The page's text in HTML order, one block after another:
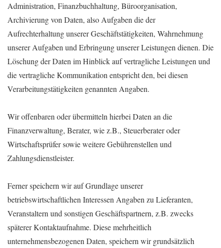
Administration, Finanzbuchhaltung, Büroorganisation,
Archivierung von Daten, also Aufgaben die der
Aufrechterhaltung unserer Geschäftstätigkeiten, Wahrnehmung
unserer Aufgaben und Erbringung unserer Leistungen dienen. Die
Löschung der Daten im Hinblick auf vertragliche Leistungen und
die vertragliche Kommunikation entspricht den, bei diesen
Verarbeitungstätigkeiten genannten Angaben.
Wir offenbaren oder übermitteln hierbei Daten an die
Finanzverwaltung, Berater, wie z.B., Steuerberater oder
Wirtschaftsprüfer sowie weitere Gebührenstellen und
Zahlungsdienstleister.
Ferner speichern wir auf Grundlage unserer
betriebswirtschaftlichen Interessen Angaben zu Lieferanten,
Veranstaltern und sonstigen Geschäftspartnern, z.B. zwecks
späterer Kontaktaufnahme. Diese mehrheitlich
unternehmensbezogenen Daten, speichern wir grundsätzlich